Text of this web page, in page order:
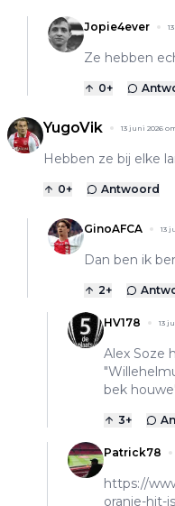
Jopie4ever
Ze hebben
0+
YugoVik 13 juni 2026
Hebben ze bij elke
0+ Antwoord
GinoAFCA 13
Dan ben ik
2+
HV178 13
Alex Soze
bek
3+
Patrick78
https://
oranje-hit-